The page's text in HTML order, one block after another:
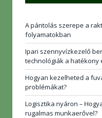
A pántolás szerepe a
folyamatokban
Ipari szennyvízkezelő
technológiák a
Hogyan kezelheted a
problémákat?
Logisztika nyáron –
rugalmas munkaerővel?